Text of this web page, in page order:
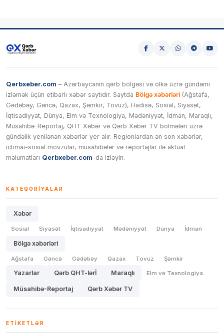
Qerbxeber.com – Azərbaycanın qərb bölgəsi və ölkə üzrə gündəmi
izləmək üçün etibarlı xəbər saytıdır. Saytda Bölgə xəbərləri (Ağstafa,
Gədəbəy, Gəncə, Qazax, Şəmkir, Tovuz), Hadisə, Sosial, Siyasət,
İqtisadiyyat, Dünya, Elm və Texnologiya, Mədəniyyət, İdman, Maraqlı,
Müsahibə-Reportaj, QHT Xəbər və Qərb Xəbər TV bölmələri üzrə
gündəlik yenilənən xəbərlər yer alır. Regionlardan ən son xəbərlər,
ictimai-sosial mövzular, müsahibələr və reportajlar ilə aktual
məlumatları Qerbxeber.com-da izləyin.
KATEQORIYALAR
Xəbər
Sosial Siyasət İqtisadiyyat Mədəniyyət Dünya İdman
Bölgə xəbərləri
Ağstafa Gəncə Gədəbəy Qazax Tovuz Şəmkir
Yazarlar Qərb QHT-lərİ Maraqlı Elm və Texnologiya
Müsahibə-Reportaj Qərb Xəbər TV
ETIKETLƏR